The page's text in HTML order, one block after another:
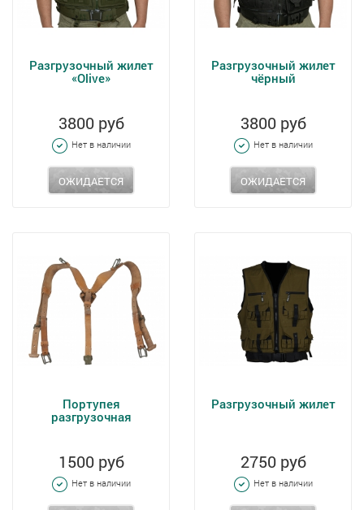
Разгрузочный жилет
«Olive»
3800 руб
Нет в наличии
ОЖИДАЕТСЯ
Разгрузочный жилет
чёрный
3800 руб
Нет в наличии
ОЖИДАЕТСЯ
Портупея
разгрузочная
1500 руб
Нет в наличии
Разгрузочный жилет
2750 руб
Нет в наличии